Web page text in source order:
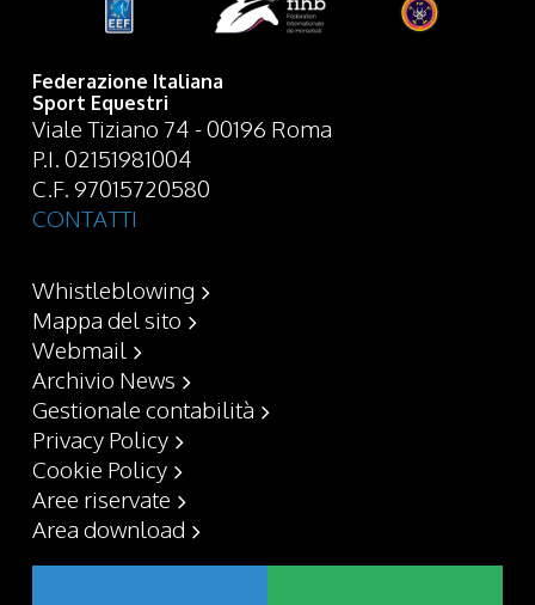
Federazione Italiana
Sport Equestri
Viale Tiziano 74 - 00196 Roma
P.I. 02151981004
C.F. 97015720580
CONTATTI
Whistleblowing
Mappa del sito
Webmail
Archivio News
Gestionale contabilità
Privacy Policy
Cookie Policy
Aree riservate
Area download